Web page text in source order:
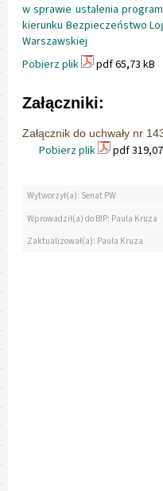
w sprawie ustalenia
kierunku Bezpieczeństwo
Warszawskiej
Pobierz plik
pdf 65,73 kB
Załączniki:
Załącznik do uchwały nr
Pobierz plik pdf
Wytworzył(a): Senat PW
Wprowadził(a) do BIP: Paula Kruza
Zaktualizował(a): Paula Kruza